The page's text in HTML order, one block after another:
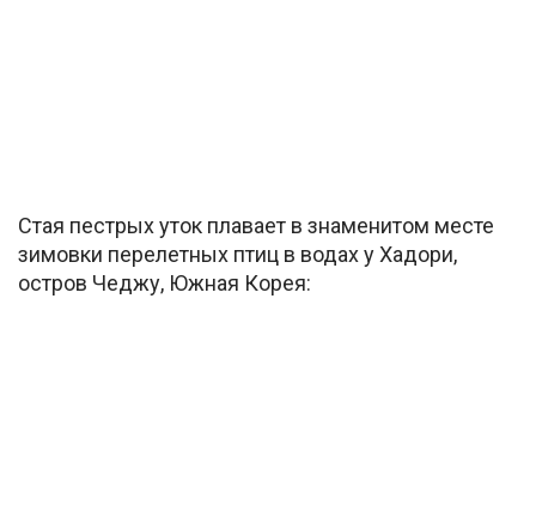
Стая пестрых уток плавает в знаменитом месте
зимовки перелетных птиц в водах у Хадори,
остров Чеджу, Южная Корея: